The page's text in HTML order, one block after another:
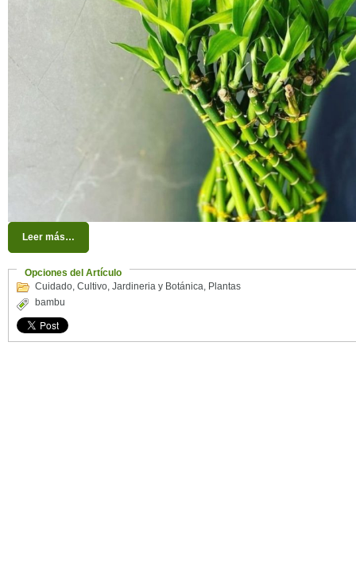
Leer más…
Opciones del Artículo
Cuidado, Cultivo, Jardineria y Botánica, Plantas
bambu